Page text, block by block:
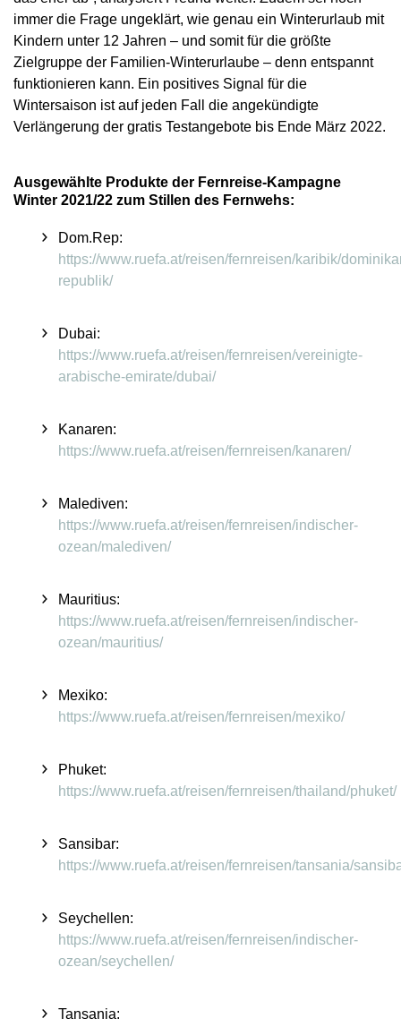
immer die Frage ungeklärt, wie genau ein Winterurlaub mit
Kindern unter 12 Jahren – und somit für die größte
Zielgruppe der Familien-Winterurlaube – denn entspannt
funktionieren kann. Ein positives Signal für die
Wintersaison ist auf jeden Fall die angekündigte
Verlängerung der gratis Testangebote bis Ende März 2022.
Ausgewählte Produkte der Fernreise-Kampagne
Winter 2021/22 zum Stillen des Fernwehs:
Dom.Rep:
https://www.ruefa.at/reisen/fernreisen/karibik/
republik/
Dubai:
https://www.ruefa.at/reisen/fernreisen/vereinigte-
arabische-emirate/dubai/
Kanaren:
https://www.ruefa.at/reisen/fernreisen/kanaren/
Malediven:
https://www.ruefa.at/reisen/fernreisen/indischer-
ozean/malediven/
Mauritius:
https://www.ruefa.at/reisen/fernreisen/indischer-
ozean/mauritius/
Mexiko:
https://www.ruefa.at/reisen/fernreisen/mexiko/
Phuket:
https://www.ruefa.at/reisen/fernreisen/thailand/phuket/
Sansibar:
https://www.ruefa.at/reisen/fernreisen/tansania/
Seychellen:
https://www.ruefa.at/reisen/fernreisen/indischer-
ozean/seychellen/
Tansania: